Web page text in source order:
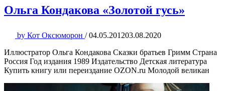
Ольга Кондакова «Золотой гусь»
by Кот Оксюморон / 04.05.201203.08.2020
Иллюстратор Ольга Кондакова Сказки братьев Гримм Страна
Россия Год издания 1989 Издательство Детская литература
Купить книгу или переиздание OZON.ru Молодой великан